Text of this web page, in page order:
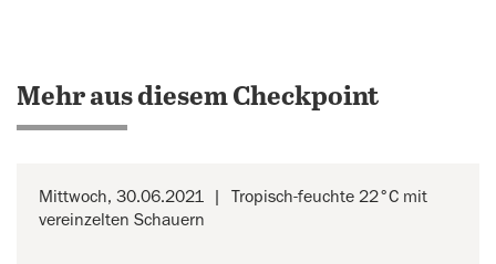
Mehr aus diesem Checkpoint
Mittwoch, 30.06.2021
Tropisch-feuchte 22°C mit
vereinzelten Schauern